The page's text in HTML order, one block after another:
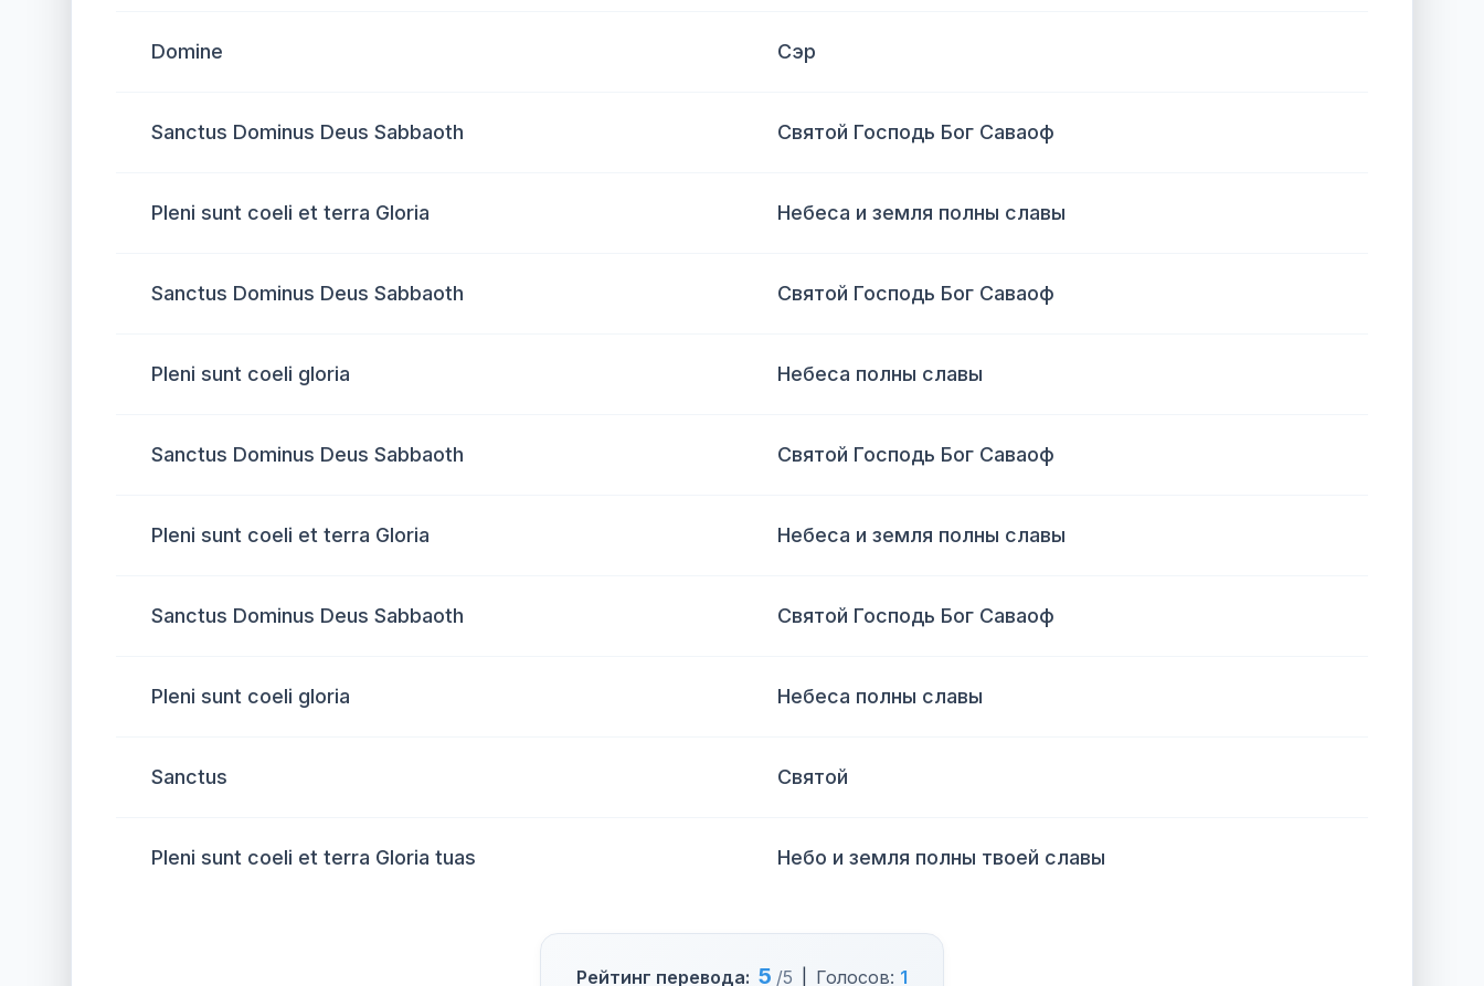
Domine Сэр
Sanctus Dominus Deus Sabbaoth Святой Господь Бог Саваоф
Pleni sunt coeli et terra Gloria Небеса и земля полны славы
Sanctus Dominus Deus Sabbaoth Святой Господь Бог Саваоф
Pleni sunt coeli gloria Небеса полны славы
Sanctus Dominus Deus Sabbaoth Святой Господь Бог Саваоф
Pleni sunt coeli et terra Gloria Небеса и земля полны славы
Sanctus Dominus Deus Sabbaoth Святой Господь Бог Саваоф
Pleni sunt coeli gloria Небеса полны славы
Sanctus Святой
Pleni sunt coeli et terra Gloria tuas Небо и земля полны твоей славы
Рейтинг перевода: 5 /5 Голосов: 1